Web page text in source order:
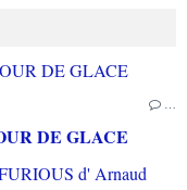
…
DE GLACE